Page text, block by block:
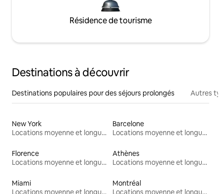
Résidence de tourisme
Destinations à découvrir
Destinations populaires pour des séjours prolongés Autres
New York
Locations moyenne et longue durée
Barcelone
Locations moyenne et longue durée
Florence
Locations moyenne et longue durée
Athènes
Locations moyenne et longue durée
Miami
Locations moyenne et longue durée
Montréal
Locations moyenne et longue durée